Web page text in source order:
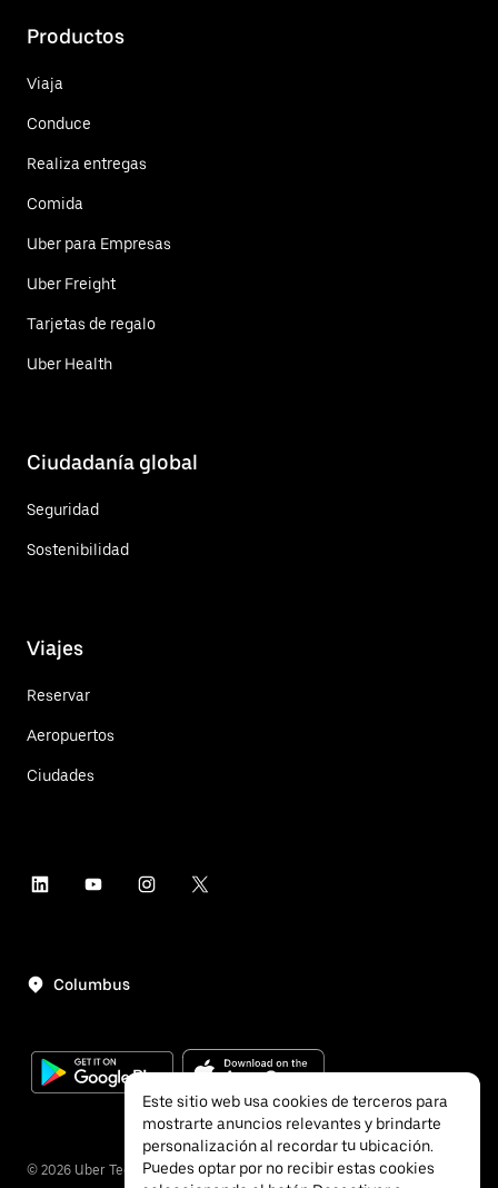
Productos
Viaja
Conduce
Realiza entregas
Comida
Uber para Empresas
Uber Freight
Tarjetas de regalo
Uber Health
Ciudadanía global
Seguridad
Sostenibilidad
Viajes
Reservar
Aeropuertos
Ciudades
Columbus
© 2026 Uber Technologies, Inc.
Este sitio web usa cookies de terceros para
mostrarte anuncios relevantes y brindarte
personalización al recordar tu ubicación.
Puedes optar por no recibir estas cookies